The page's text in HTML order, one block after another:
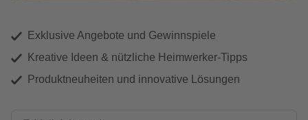
Exklusive Angebote und Gewinnspiele
Kreative Ideen & nützliche Heimwerker-Tipps
Produktneuheiten und innovative Lösungen